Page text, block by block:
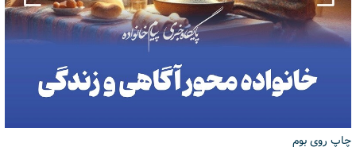
چاپ روی بوم